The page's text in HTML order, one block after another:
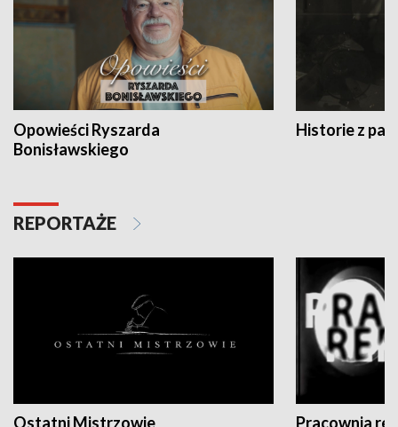
Opowieści Ryszarda
Bonisławskiego
Historie z
REPORTAŻE
Ostatni Mistrzowie
Pracownia